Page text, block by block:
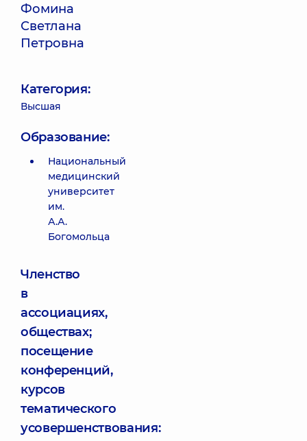
Фомина
Светлана
Петровна
Категория:
Высшая
Образование:
Национальный
медицинский
университет
им.
А.А.
Богомольца
Членство
в
ассоциациях,
обществах;
посещение
конференций,
курсов
тематического
усовершенствования: